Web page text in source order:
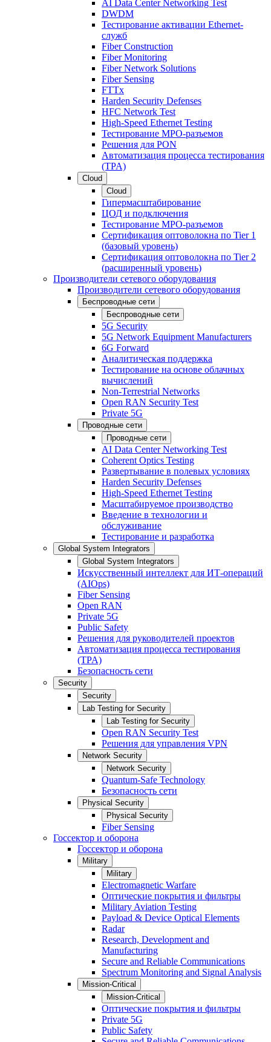
AI Data Center Networking Test
DWDM
Тестирование активации Ethernet-
служб
Fiber Construction
Fiber Monitoring
Fiber Network Solutions
Fiber Sensing
FTTx
Harden Security Defenses
HFC Network Test
High-Speed Ethernet Testing
Тестирование МРО-разъемов
Решения для PON
Автоматизация процесса тестирования
(TPA)
Cloud
Cloud
Гипермасштабирование
ЦОД и подключения
Тестирование МРО-разъемов
Сертификация оптоволокна по Tier 1
(базовый уровень)
Сертификация оптоволокна по Tier 2
(расширенный уровень)
Производители сетевого оборудования
Производители сетевого оборудования
Беспроводные сети
Беспроводные сети
5G Security
5G Network Equipment Manufacturers
6G Forward
Аналитическая поддержка
Тестирование на основе облачных
вычислений
Non-Terrestrial Networks
Open RAN Security Test
Private 5G
Проводные сети
Проводные сети
AI Data Center Networking Test
Coherent Optics Testing
Развертывание в полевых условиях
Harden Security Defenses
High-Speed Ethernet Testing
Масштабируемое производство
Введение в технологии и
обслуживание
Тестирование и разработка
Global System Integrators
Global System Integrators
Искусственный интеллект для ИТ-операций
(AIOps)
Fiber Sensing
Open RAN
Private 5G
Public Safety
Решения для руководителей проектов
Автоматизация процесса тестирования
(TPA)
Безопасность сети
Security
Security
Lab Testing for Security
Lab Testing for Security
Open RAN Security Test
Решения для управления VPN
Network Security
Network Security
Quantum-Safe Technology
Безопасность сети
Physical Security
Physical Security
Fiber Sensing
Госсектор и оборона
Госсектор и оборона
Military
Military
Electromagnetic Warfare
Оптические покрытия и фильтры
Military Aviation Testing
Payload & Device Optical Elements
Radar
Research, Development and
Manufacturing
Secure and Reliable Communications
Spectrum Monitoring and Signal Analysis
Mission-Critical
Mission-Critical
Оптические покрытия и фильтры
Private 5G
Public Safety